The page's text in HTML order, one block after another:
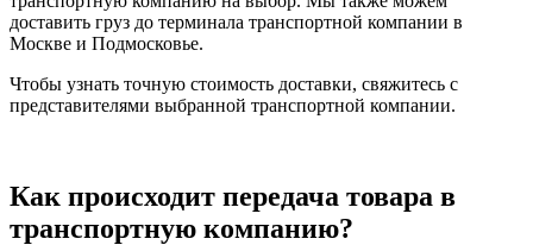
доставить груз до терминала транспортной компании в
Москве и Подмосковье.
Чтобы узнать точную стоимость доставки, свяжитесь с
представителями выбранной транспортной компании.
Как происходит передача товара в
транспортную компанию?